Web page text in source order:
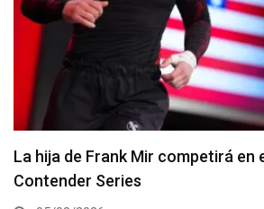
Joshua Van vs. Alexandre Pantoja
estelar del UFC 331